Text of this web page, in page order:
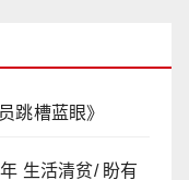
跳槽蓝眼》
生活清贫/ 盼有